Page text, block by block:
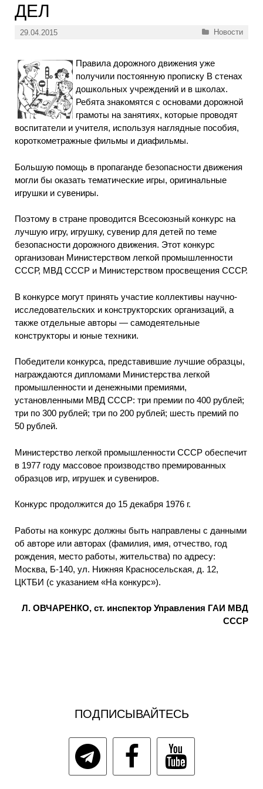
ДЕЛ
29.04.2015 Рубрики
Новости
Правила дорожного движения уже
получили постоянную прописку В стенах
дошкольных учреждений и в школах.
Ребята знакомятся с основами дорожной
грамоты на занятиях, которые проводят
воспитатели и учителя, используя наглядные пособия,
короткометражные фильмы и диафильмы.
Большую помощь в пропаганде безопасности движения
могли бы оказать тематические игры, оригинальные
игрушки и сувениры.
Поэтому в стране проводится Всесоюзный конкурс на
лучшую игру, игрушку, сувенир для детей по теме
безопасности дорожного движения. Этот конкурс
организован Министерством легкой промышленности
СССР, МВД СССР и Министерством просвещения СССР.
В конкурсе могут принять участие коллективы научно-
исследовательских и конструкторских организаций, а
также отдельные авторы — самодеятельные
конструкторы и юные техники.
Победители конкурса, представившие лучшие образцы,
награждаются дипломами Министерства легкой
промышленности и денежными премиями,
установленными МВД СССР: три премии по 400 рублей;
три по 300 рублей; три по 200 рублей; шесть премий по
50 рублей.
Министерство легкой промышленности СССР обеспечит
в 1977 году массовое производство премированных
образцов игр, игрушек и сувениров.
Конкурс продолжится до 15 декабря 1976 г.
Работы на конкурс должны быть направлены с данными
об авторе или авторах (фамилия, имя, отчество, год
рождения, место работы, жительства) по адресу:
Москва, Б-140, ул. Нижняя Красносельская, д. 12,
ЦКТБИ (с указанием «На конкурс»).
Л. ОВЧАРЕНКО, ст. инспектор Управления ГАИ МВД
СССР
ПОДПИСЫВАЙТЕСЬ